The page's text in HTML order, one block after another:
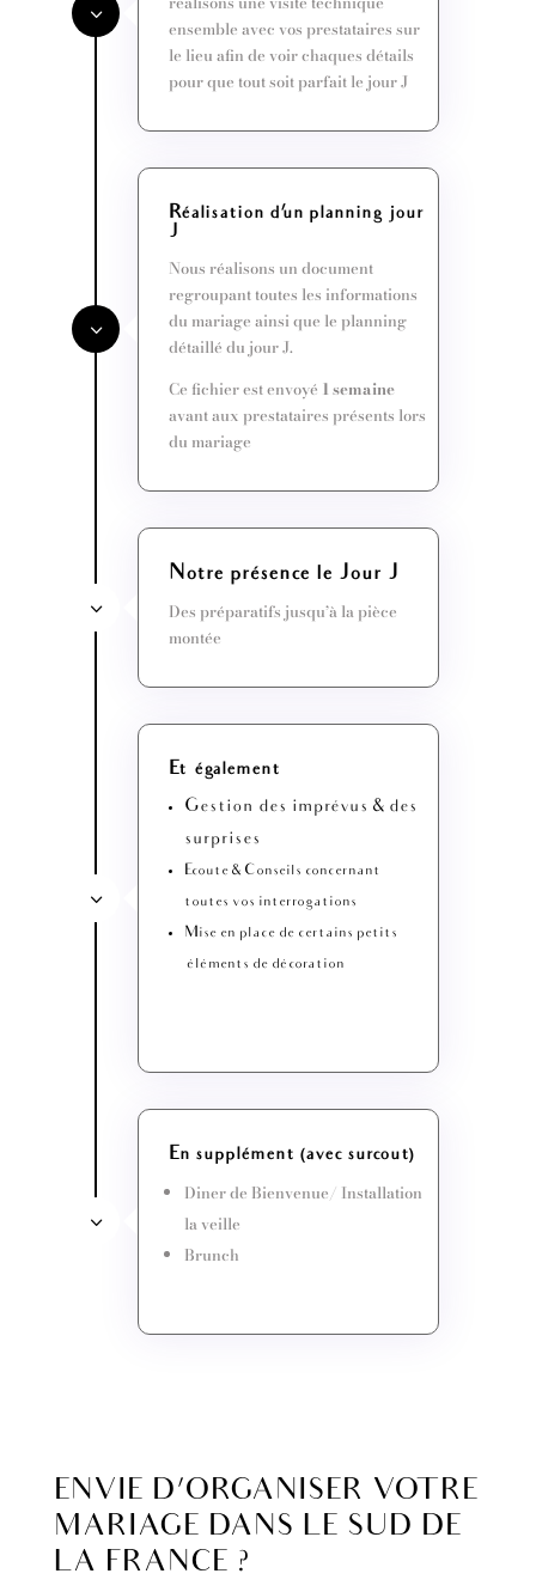
ensemble avec vos prestataires sur
le lieu afin de voir chaques détails
pour que tout soit parfait le jour J
Réalisation d'un planning jour
J
Nous réalisons un document
regroupant toutes les informations
du mariage ainsi que le planning
détaillé du jour J.
Ce fichier est envoyé 1 semaine
avant aux prestataires présents lors
du mariage
Notre présence le Jour J
Des préparatifs jusqu’à la pièce
montée
Et également
Gestion des imprévus & des
surprises
Ecoute & Conseils concernant
toutes vos interrogations
Mise en place de certains petits
éléments de décoration
En supplément (avec surcout)
Diner de Bienvenue/ Installation
la veille
Brunch
ENVIE D’ORGANISER VOTRE
MARIAGE DANS LE SUD DE
LA FRANCE ?